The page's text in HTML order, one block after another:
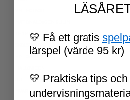
TERMINSAVSLUT
💛 Få ett gratis
lärspel (värde 95 kr)
💛 Praktiska tips